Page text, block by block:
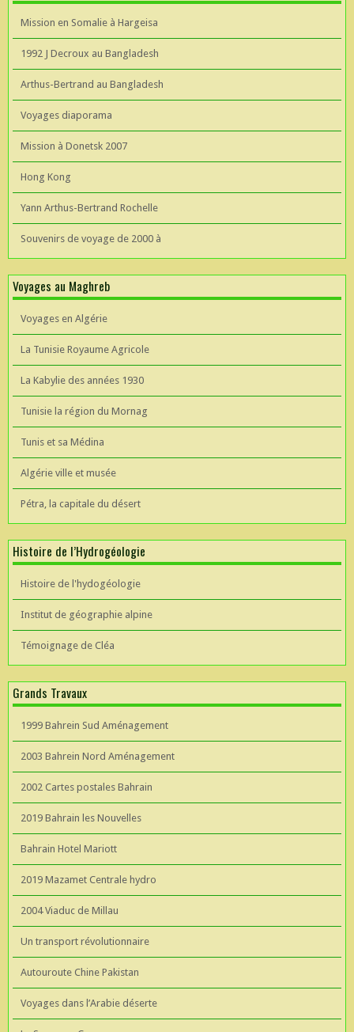
Mission en Somalie à Hargeisa
1992 J Decroux au Bangladesh
Arthus-Bertrand au Bangladesh
Voyages diaporama
Mission à Donetsk 2007
Hong Kong
Yann Arthus-Bertrand Rochelle
Souvenirs de voyage de 2000 à
Voyages au Maghreb
Voyages en Algérie
La Tunisie Royaume Agricole
La Kabylie des années 1930
Tunisie la région du Mornag
Tunis et sa Médina
Algérie ville et musée
Pétra, la capitale du désert
Histoire de l’Hydrogéologie
Histoire de l'hydogéologie
Institut de géographie alpine
Témoignage de Cléa
Grands Travaux
1999 Bahrein Sud Aménagement
2003 Bahrein Nord Aménagement
2002 Cartes postales Bahrain
2019 Bahrain les Nouvelles
Bahrain Hotel Mariott
2019 Mazamet Centrale hydro
2004 Viaduc de Millau
Un transport révolutionnaire
Autouroute Chine Pakistan
Voyages dans l’Arabie déserte